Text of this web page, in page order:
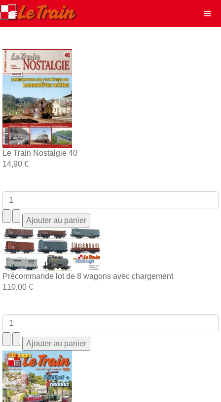
Le Train Nostalgie 40
14,90 €
Précommande lot de 8 wagons avec chargement
110,00 €